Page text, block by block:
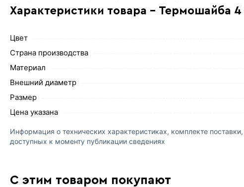
Характеристики товара - Термошайба
Цвет
Страна производства
Материал
Внешний диаметр
Размер
Цена указана
Информация о технических характеристиках, комплекте
доступных к моменту публикации сведениях
С этим товаром покупают